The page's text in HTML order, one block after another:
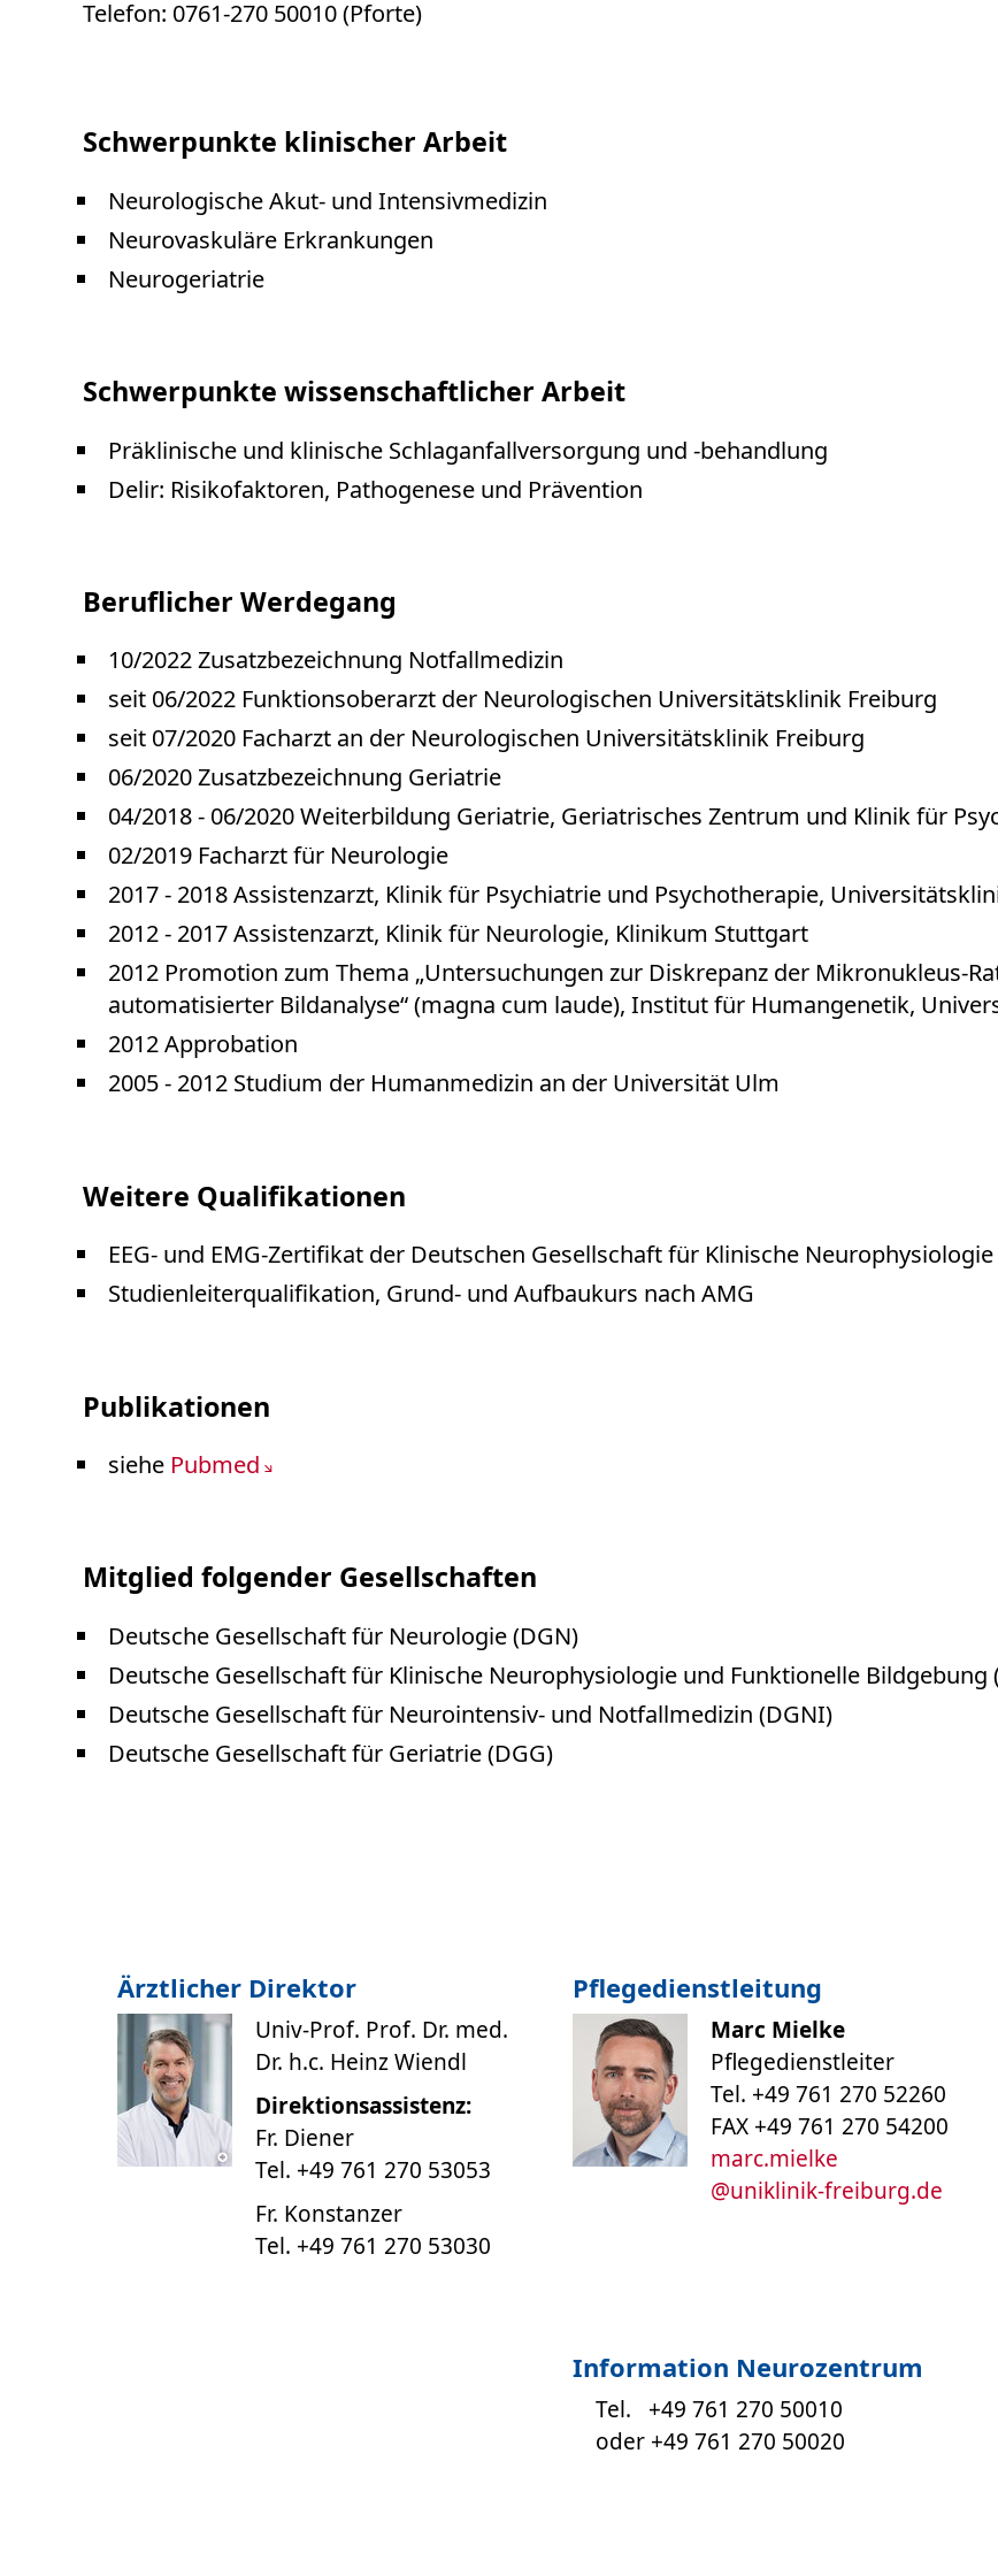
Telefon: 0761-270 50010 (Pforte)
Schwerpunkte klinischer Arbeit
Neurologische Akut- und Intensivmedizin
Neurovaskuläre Erkrankungen
Neurogeriatrie
Schwerpunkte wissenschaftlicher Arbeit
Präklinische und klinische Schlaganfallversorgung und -behandlung
Delir: Risikofaktoren, Pathogenese und Prävention
Beruflicher Werdegang
10/2022 Zusatzbezeichnung Notfallmedizin
seit 06/2022 Funktionsoberarzt der Neurologischen Universitätsklinik Freiburg
seit 07/2020 Facharzt an der Neurologischen Universitätsklinik Freiburg
06/2020 Zusatzbezeichnung Geriatrie
04/2018 - 06/2020 Weiterbildung Geriatrie, Geriatrisches Zentrum und Klinik für
02/2019 Facharzt für Neurologie
2017 - 2018 Assistenzarzt, Klinik für Psychiatrie und Psychotherapie,
2012 - 2017 Assistenzarzt, Klinik für Neurologie, Klinikum Stuttgart
2012 Promotion zum Thema „Untersuchungen zur Diskrepanz der Mikronukleus-
automatisierter Bildanalyse“ (magna cum laude), Institut für Humangenetik,
2012 Approbation
2005 - 2012 Studium der Humanmedizin an der Universität Ulm
Weitere Qualifikationen
EEG- und EMG-Zertifikat der Deutschen Gesellschaft für Klinische
Studienleiterqualifikation, Grund- und Aufbaukurs nach AMG
Publikationen
siehe Pubmed
Mitglied folgender Gesellschaften
Deutsche Gesellschaft für Neurologie (DGN)
Deutsche Gesellschaft für Klinische Neurophysiologie und Funktionelle Bildgebung
Deutsche Gesellschaft für Neurointensiv- und Notfallmedizin (DGNI)
Deutsche Gesellschaft für Geriatrie (DGG)
Ärztlicher Direktor
Univ-Prof. Prof. Dr. med.
Dr. h.c. Heinz Wiendl
Direktionsassistenz:
Fr. Diener
Tel. +49 761 270 53053
Fr. Konstanzer
Tel. +49 761 270 53030
Pflegedienstleitung
Marc Mielke
Pflegedienstleiter
Tel. +49 761 270 52260
FAX +49 761 270 54200
marc.mielke
@uniklinik-freiburg.de
Information Neurozentrum
Tel. +49 761 270 50010
oder +49 761 270 50020